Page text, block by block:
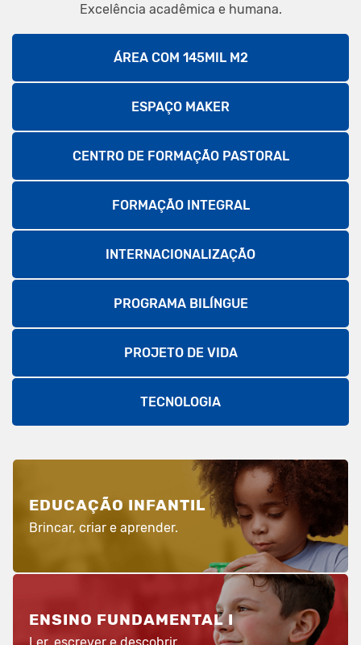
Excelência acadêmica e humana.
ÁREA COM 145MIL M2
ESPAÇO MAKER
CENTRO DE FORMAÇÃO PASTORAL
FORMAÇÃO INTEGRAL
INTERNACIONALIZAÇÃO
PROGRAMA BILÍNGUE
PROJETO DE VIDA
TECNOLOGIA
EDUCAÇÃO INFANTIL
Brincar, criar e aprender.
ENSINO FUNDAMENTAL I